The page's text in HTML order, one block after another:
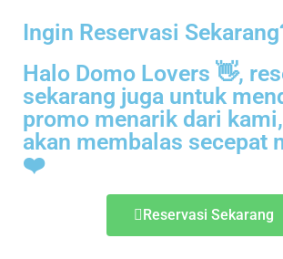
Ingin Reservasi
Halo Domo Lovers 👋,
sekarang juga untuk
promo menarik dari
akan membalas secepat
❤️
Reservasi Sekarang